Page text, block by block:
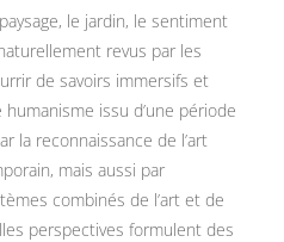
le jardin, le sentiment
revus par les
de savoirs immersifs et
issu d’une période
la reconnaissance de l’art
mais aussi par
combinés de l’art et de
perspectives formulent des